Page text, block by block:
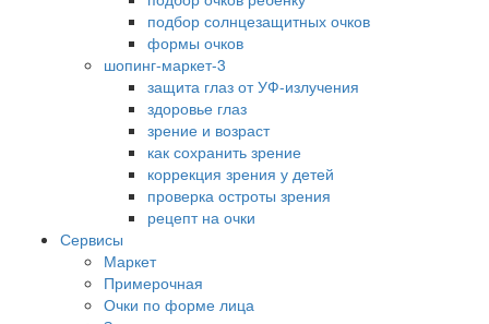
подбор солнцезащитных очков
формы очков
шопинг-маркет-3
защита глаз от УФ-излучения
здоровье глаз
зрение и возраст
как сохранить зрение
коррекция зрения у детей
проверка остроты зрения
рецепт на очки
Сервисы
Маркет
Примерочная
Очки по форме лица